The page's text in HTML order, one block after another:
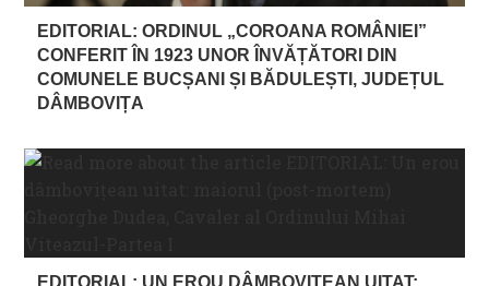
EDITORIAL: ORDINUL „COROANA ROMÂNIEI”
CONFERIT ÎN 1923 UNOR ÎNVĂȚĂTORI DIN
COMUNELE BUCȘANI ȘI BĂDULEȘTI, JUDEȚUL
DÂMBOVIȚA